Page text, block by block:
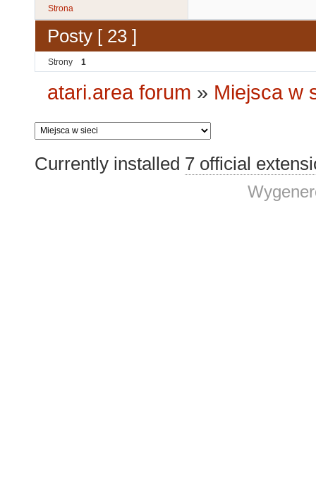
Strona
Posty [ 23 ]
Strony 1
atari.area forum » Miejsca w
Currently installed 7 official